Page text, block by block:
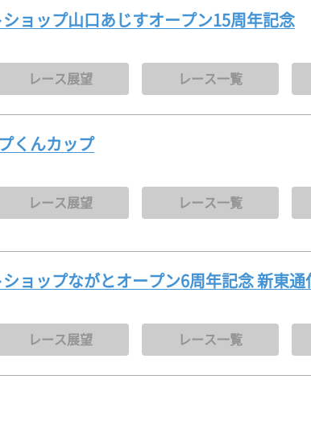
進入コース別選手成績
別情報 Mooovi下関
ョップ山口あじすオープン15周年記念
レース展望 レース一覧
くんカップ
レース展望 レース一覧
ョップながとオープン6周年記念 新東通
レース展望 レース一覧